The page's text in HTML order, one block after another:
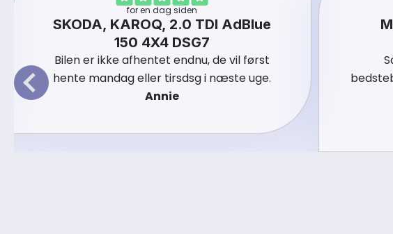
for en dag siden
SKODA, KAROQ, 2.0 TDI AdBlue
150 4X4 DSG7
Bilen er ikke afhentet endnu, de vil først
hente mandag eller tirsdsg i næste uge.
Annie